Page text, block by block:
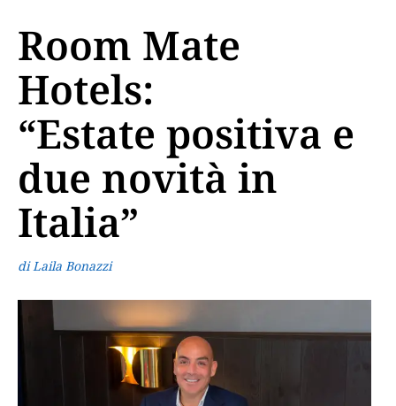
Room Mate
Hotels:
“Estate positiva e
due novità in
Italia”
di Laila Bonazzi